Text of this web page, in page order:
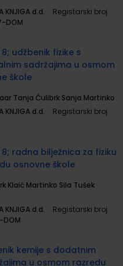
KNJIGA d.d.
Registarski broj
DOM
8; udžbenik fizike s
sadržajima u osmom
škole
Tanja Ćulibrk Sanja Martinko
KNJIGA d.d.
Registarski broj
8; radna bilježnica za fiziku
osnovne škole
Klaić Martinko Sila Tušek
KNJIGA d.d.
Registarski broj
DOM
kemije s dodatnim
u osmom razredu